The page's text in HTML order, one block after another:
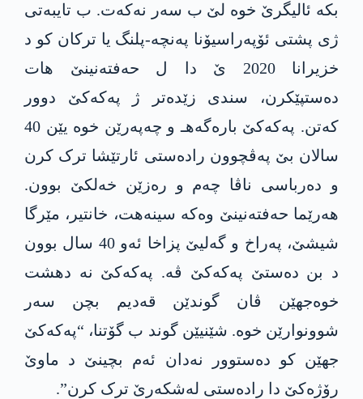
بکە ئالیگرێ خوە لێ ب سەر نەکەت. ب تایبەتی
ژی پشتی ئۆپەراسیۆنا پەنچه‌-پلنگ یا ترکان کو د
خزیرانا 2020 ێ دا ل حه‌فته‌نینێ هات
دەستپێکرن، سندی زێدەتر ژ په‌كه‌كێ دوور
کەتن. په‌كه‌كێ بارەگه‌هـ و چەپەرێن خوە یێن 40
سالان بێ پەڤچوون رادەستی ئارتێشا ترک کرن
و دەرباسی ناڤا چه‌م و رەزێن خەلکێ بوون.
هەرێما حه‌فته‌نینێ وەکە سینەهت، خانتیر، مێرگا
شیشێ، پەراخ و گەلیێ پزاخا ئەو 40 سال بوون
د بن دەستێ په‌كه‌كێ ڤه‌. په‌كه‌كێ نە دهشت
خوەجهێن ڤان گوندێن قەدیم بچن سەر
شوونوارێن خوە. شێنیێن گوند ب گۆتنا، “په‌كه‌كێ
جهێن کو دەستوور نەدان ئەم بچینێ د ماوێ
رۆژەکێ دا رادەستی لەشکەرێ ترک کرن”.